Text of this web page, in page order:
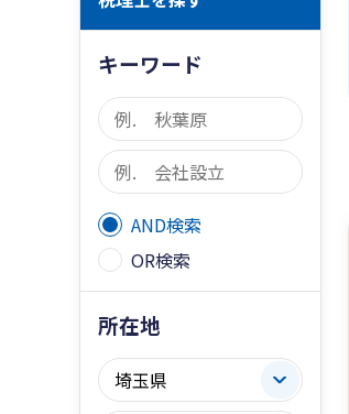
キーワード
AND検索
OR検索
所在地